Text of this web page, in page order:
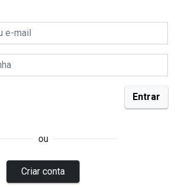
ou
Criar conta